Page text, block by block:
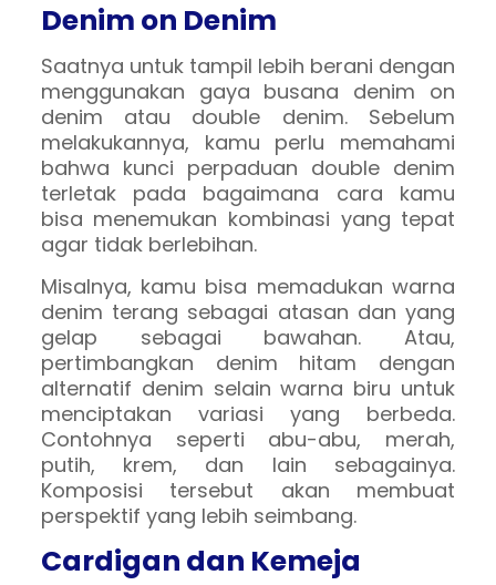
Denim on Denim
Saatnya untuk tampil lebih berani dengan
menggunakan gaya busana denim on
denim atau double denim. Sebelum
melakukannya, kamu perlu memahami
bahwa kunci perpaduan double denim
terletak pada bagaimana cara kamu
bisa menemukan kombinasi yang tepat
agar tidak berlebihan.
Misalnya, kamu bisa memadukan warna
denim terang sebagai atasan dan yang
gelap sebagai bawahan. Atau,
pertimbangkan denim hitam dengan
alternatif denim selain warna biru untuk
menciptakan variasi yang berbeda.
Contohnya seperti abu-abu, merah,
putih, krem, dan lain sebagainya.
Komposisi tersebut akan membuat
perspektif yang lebih seimbang.
Cardigan dan Kemeja